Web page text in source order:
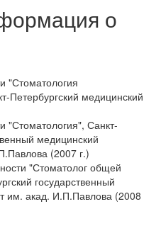
о
"Стоматология
Петербургский медицинский
"Стоматология", Санкт-
медицинский
(2007 г.)
"Стоматолог общей
государственный
им. акад. И.П.Павлова (2008